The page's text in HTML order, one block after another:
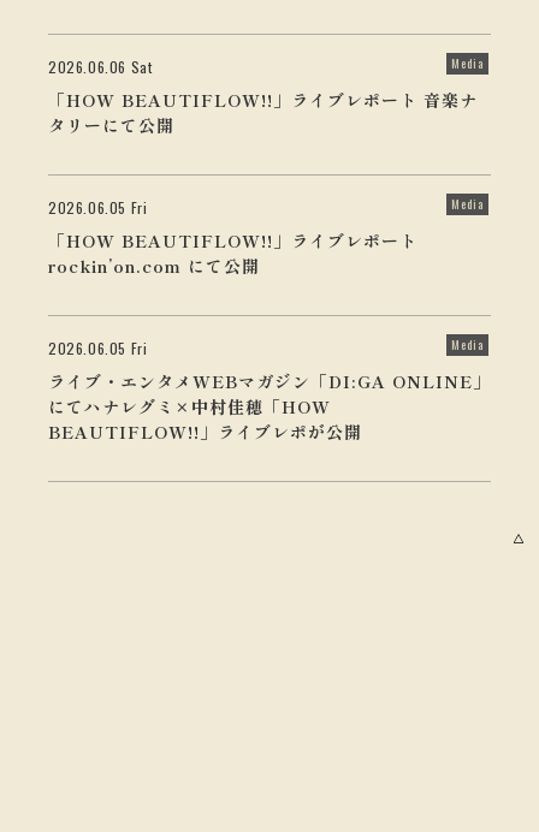
2026.06.06 Sat Media
「HOW BEAUTIFLOW!!」ライブレポート 音楽ナ
タリーにて公開
2026.06.05 Fri Media
「HOW BEAUTIFLOW!!」ライブレポート
rockin’on.com にて公開
2026.06.05 Fri Media
ライブ・エンタメWEBマガジン「DI:GA ONLINE」
にてハナレグミ×中村佳穂「HOW
BEAUTIFLOW!!」ライブレポが公開